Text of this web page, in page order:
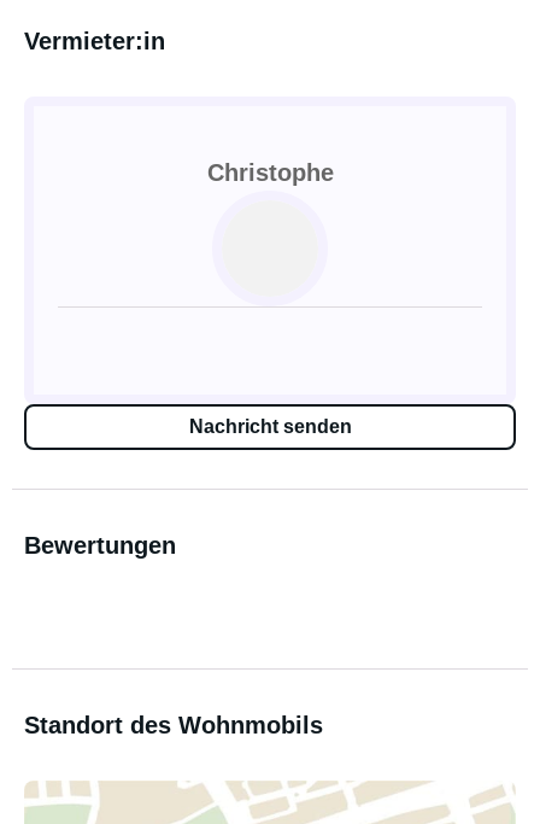
Vermieter:in
Christophe
Nachricht senden
Bewertungen
Standort des Wohnmobils